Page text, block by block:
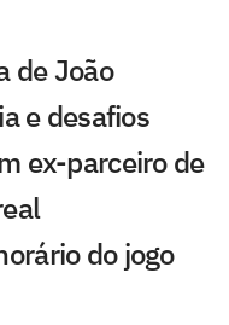
de João
e desafios
ex-parceiro de
do jogo